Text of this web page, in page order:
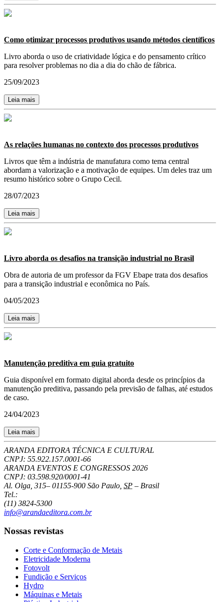
Como otimizar processos produtivos usando métodos científicos
Livro aborda o uso de criatividade lógica e do pensamento crítico
para resolver problemas no dia a dia do chão de fábrica.
25/09/2023
Leia mais
As relações humanas no contexto dos processos produtivos
Livros que têm a indústria de manufatura como tema central
abordam a valorização e a motivação de equipes. Um deles traz um
resumo histórico sobre o Grupo Cecil.
28/07/2023
Leia mais
Livro aborda os desafios na transição industrial no Brasil
Obra de autoria de um professor da FGV Ebape trata dos desafios
para a transição industrial e econômica no País.
04/05/2023
Leia mais
Manutenção preditiva em guia gratuito
Guia disponível em formato digital aborda desde os princípios da
manutenção preditiva, passando pela previsão de falhas, até estudos
de caso.
24/04/2023
Leia mais
ARANDA EDITORA TÉCNICA E CULTURAL
CNPJ: 55.922.157.0001-66
ARANDA EVENTOS E CONGRESSOS 2026
CNPJ: 03.598.920/0001-41
Al. Olga, 315– 01155-900 São Paulo SP – Brasil
Tel.:
(11) 3824-5300
info@arandaeditora.com.br
Nossas revistas
Corte e Conformação de Metais
Eletricidade Moderna
Fotovolt
Fundição e Serviços
Hydro
Máquinas e Metais